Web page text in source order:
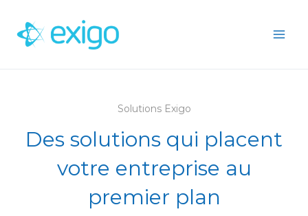
contenu
Solutions Exigo
Des solutions qui placent
votre entreprise au
premier plan